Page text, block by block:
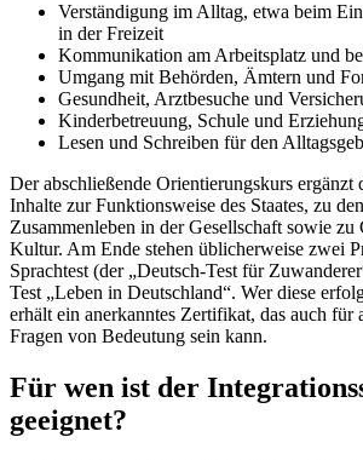
Verständigung im Alltag, etwa beim
in der Freizeit
Kommunikation am Arbeitsplatz und
Umgang mit Behörden, Ämtern und
Gesundheit, Arztbesuche und
Kinderbetreuung, Schule und
Lesen und Schreiben für den
Der abschließende Orientierungskurs ergänzt
Inhalte zur Funktionsweise des Staates, zu
Zusammenleben in der Gesellschaft sowie zu
Kultur. Am Ende stehen üblicherweise zwei
Sprachtest (der „Deutsch-Test für
Test „Leben in Deutschland“. Wer diese
erhält ein anerkanntes Zertifikat, das auch für
Fragen von Bedeutung sein kann.
Für wen ist der
geeignet?